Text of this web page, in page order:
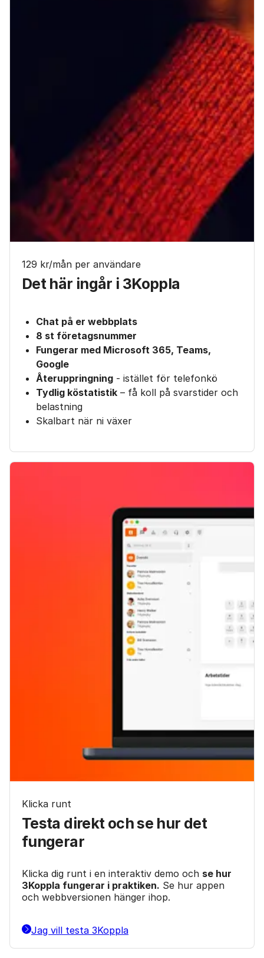
129 kr/mån per användare
Det här ingår i 3Koppla
Chat på er webbplats
8 st företagsnummer
Fungerar med Microsoft 365, Teams,
Google
Återuppringning - istället för telefonkö
Tydlig köstatistik – få koll på svarstider och
belastning
Skalbart när ni växer
Klicka runt
Testa direkt och se hur det
fungerar
Klicka dig runt i en interaktiv demo och se hur
3Koppla fungerar i praktiken. Se hur appen
och webbversionen hänger ihop.
Jag vill testa 3Koppla